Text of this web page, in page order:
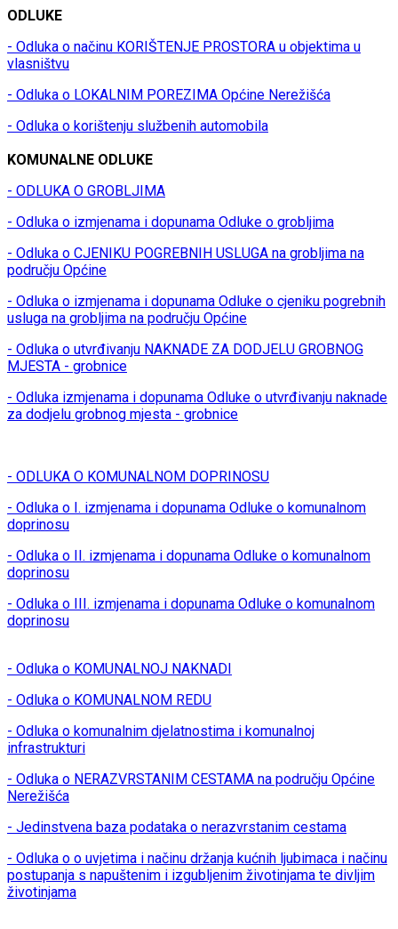
ODLUKE
- Odluka o načinu KORIŠTENJE PROSTORA u objektima u
vlasništvu
- Odluka o LOKALNIM POREZIMA Općine Nerežišća
- Odluka o korištenju službenih automobila
KOMUNALNE ODLUKE
- ODLUKA O GROBLJIMA
- Odluka o izmjenama i dopunama Odluke o grobljima
- Odluka o CJENIKU POGREBNIH USLUGA na grobljima na
području Općine
- Odluka o izmjenama i dopunama Odluke o cjeniku pogrebnih
usluga na grobljima na području Općine
- Odluka o utvrđivanju NAKNADE ZA DODJELU GROBNOG
MJESTA - grobnice
- Odluka izmjenama i dopunama Odluke o utvrđivanju naknade
za dodjelu grobnog mjesta - grobnice
- ODLUKA O KOMUNALNOM DOPRINOSU
- Odluka o I. izmjenama i dopunama Odluke o komunalnom
doprinosu
- Odluka o II. izmjenama i dopunama Odluke o komunalnom
doprinosu
- Odluka o III. izmjenama i dopunama Odluke o komunalnom
doprinosu
- Odluka o KOMUNALNOJ NAKNADI
- Odluka o KOMUNALNOM REDU
- Odluka o komunalnim djelatnostima i komunalnoj
infrastrukturi
- Odluka o NERAZVRSTANIM CESTAMA na području Općine
Nerežišća
- Jedinstvena baza podataka o nerazvrstanim cestama
- Odluka o o uvjetima i načinu držanja kućnih ljubimaca i načinu
postupanja s napuštenim i izgubljenim životinjama te divljim
životinjama